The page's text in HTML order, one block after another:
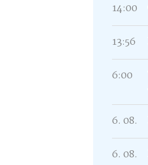
14:00
13:56
6:00
6. 08.
6. 08.